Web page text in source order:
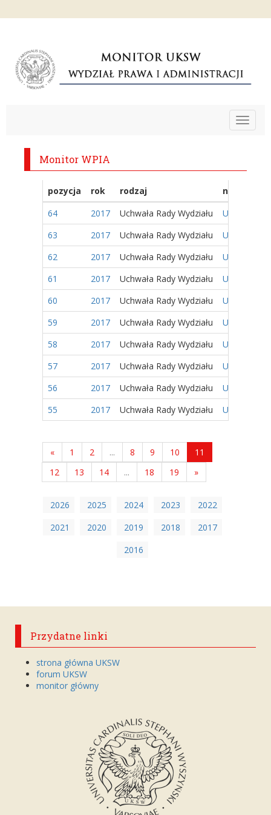
Toggle
Monitor WPIA
pozycja rok rodzaj
nazwa
64
2017 Uchwała Rady Wydziału
Uchwała
63
2017 Uchwała Rady Wydziału
Uchwała
62
2017 Uchwała Rady Wydziału
Uchwała
61
2017 Uchwała Rady Wydziału
Uchwała
60
2017 Uchwała Rady Wydziału
Uchwała
59
2017 Uchwała Rady Wydziału
Uchwała
58
2017 Uchwała Rady Wydziału
Uchwała
57
2017 Uchwała Rady Wydziału
Uchwała
56
2017 Uchwała Rady Wydziału
Uchwała
55
2017 Uchwała Rady Wydziału Uchwała
« 1 2 ... 8 9 10
11
12
13 14 ... 18 19 »
2026 2025 2024 2023
2022
2021
2020 2019 2018
2017
2016
Przydatne linki
strona główna UKSW
forum UKSW
monitor główny